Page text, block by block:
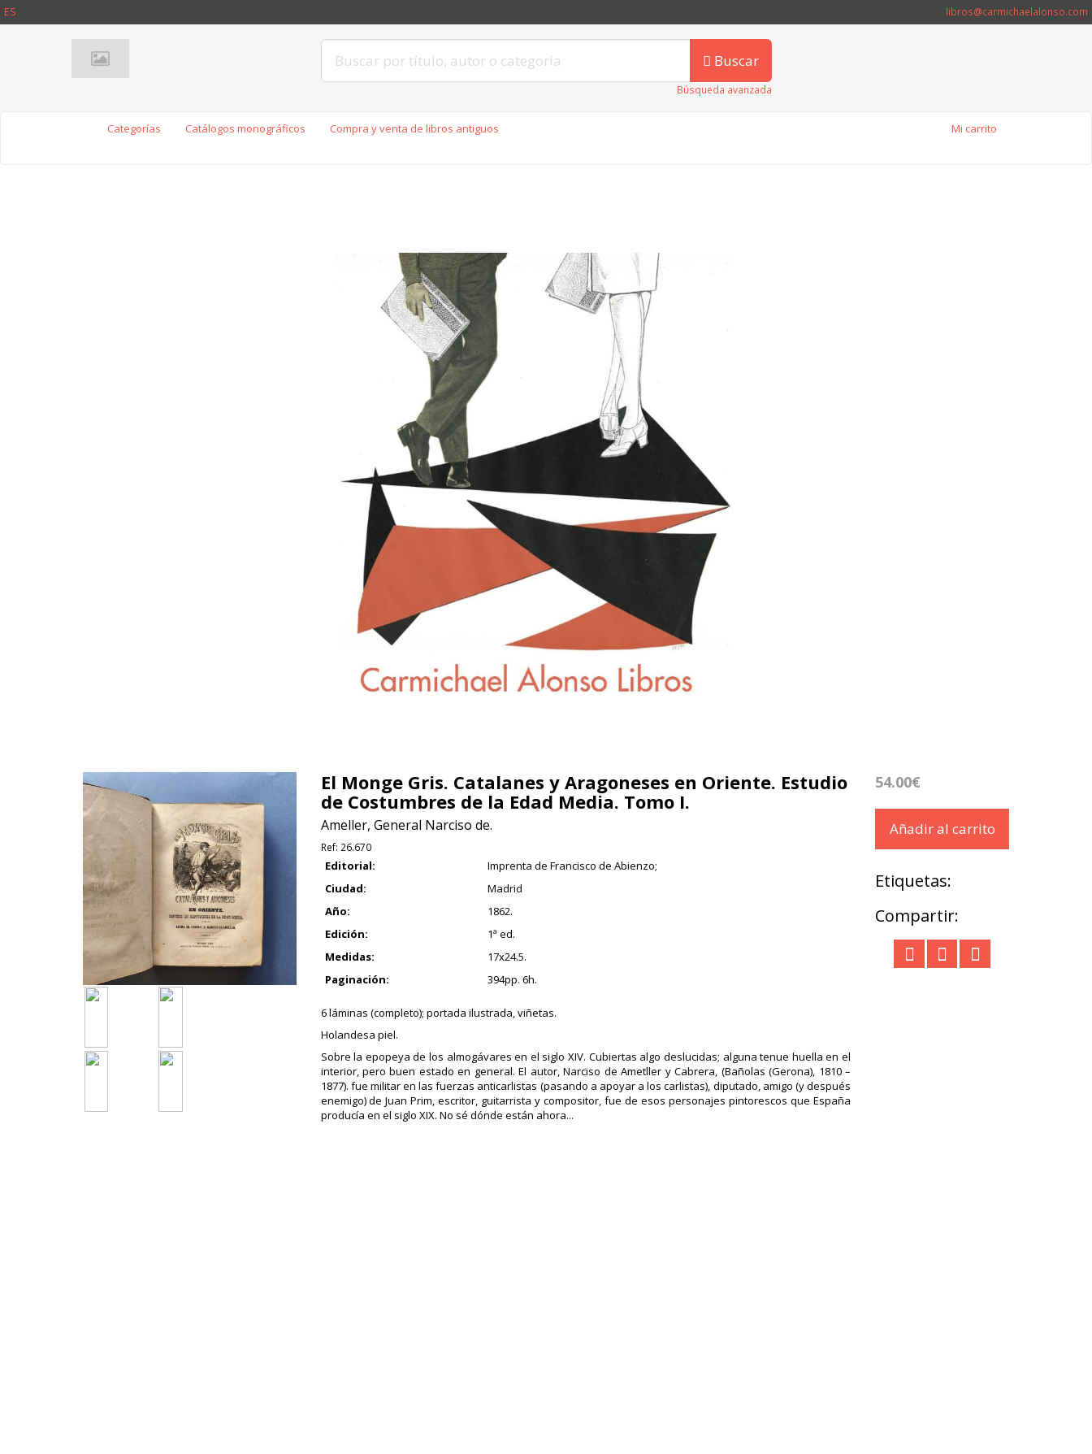
ES libros@carmichaelalonso.com
Buscar
Búsqueda avanzada
Categorías Catálogos monográficos Compra y venta de libros antiguos Mi carrito
El Monge Gris. Catalanes y Aragoneses en Oriente. Estudio
de Costumbres de la Edad Media. Tomo I.
Ameller, General Narciso de.
Ref: 26.670
Editorial:
Imprenta de Francisco de Abienzo;
Ciudad:
Madrid
Año:
1862.
Edición:
1ª ed.
Medidas:
17x24.5.
Paginación:
394pp. 6h.
6 láminas (completo); portada ilustrada, viñetas.
Holandesa piel.
Sobre la epopeya de los almogávares en el siglo XIV. Cubiertas algo deslucidas; alguna tenue huella en el
interior, pero buen estado en general. El autor, Narciso de Ametller y Cabrera, (Bañolas (Gerona), 1810 –
1877). fue militar en las fuerzas anticarlistas (pasando a apoyar a los carlistas), diputado, amigo (y después
enemigo) de Juan Prim, escritor, guitarrista y compositor, fue de esos personajes pintorescos que España
producía en el siglo XIX. No sé dónde están ahora...
54.00€
Añadir al carrito
Etiquetas:
Compartir: